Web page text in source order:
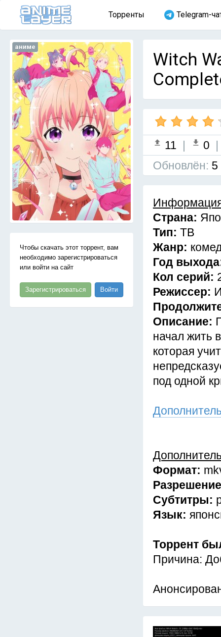
Торренты Telegram-
аниме
Чтобы скачать этот торрент, вам
необходимо зарегистрироваться
или войти на сайт
Зарегистрироваться Войти
Witch
11 | 0 |
Обновлён: 5
Страна:
Тип: ТВ
Жанр:
Год
Кол серий:
Режиссер:
Описание:
начал жить
которая
под одной
Формат:
Субтитры:
Язык:
Торрент
Причина: